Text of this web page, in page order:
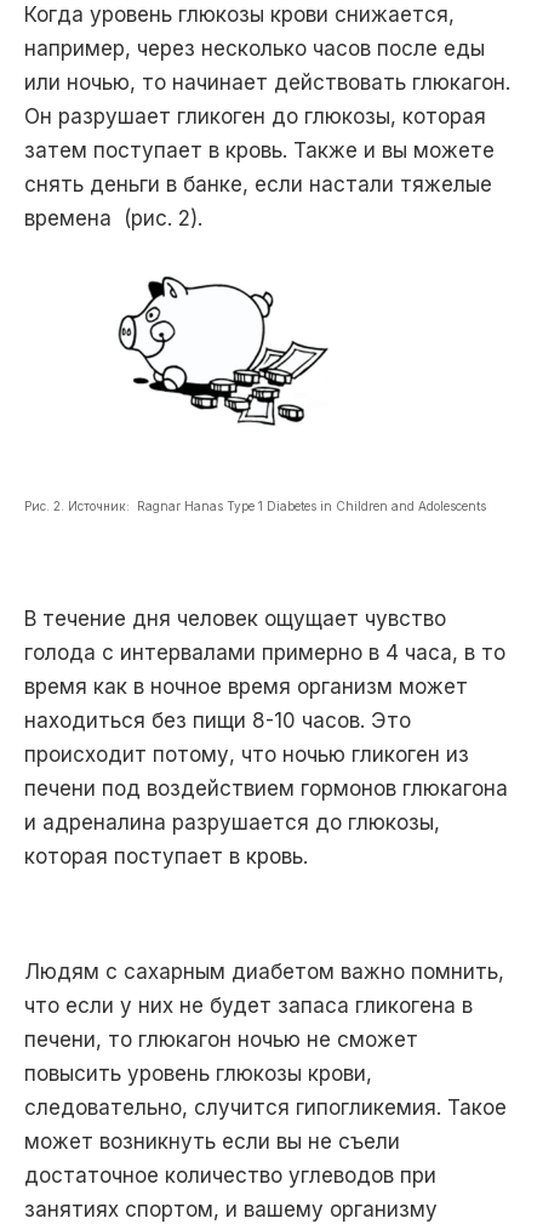
Когда уровень глюкозы крови снижается,
например, через несколько часов после еды
или ночью, то начинает действовать глюкагон.
Он разрушает гликоген до глюкозы, которая
затем поступает в кровь. Также и вы можете
снять деньги в банке, если настали тяжелые
времена (рис. 2).
Рис. 2. Источник: Ragnar Hanas Type 1 Diabetes in Children and Adolescents
В течение дня человек ощущает чувство
голода с интервалами примерно в 4 часа, в то
время как в ночное время организм может
находиться без пищи 8-10 часов. Это
происходит потому, что ночью гликоген из
печени под воздействием гормонов глюкагона
и адреналина разрушается до глюкозы,
которая поступает в кровь.
Людям с сахарным диабетом важно помнить,
что если у них не будет запаса гликогена в
печени, то глюкагон ночью не сможет
повысить уровень глюкозы крови,
следовательно, случится гипогликемия. Такое
может возникнуть если вы не съели
достаточное количество углеводов при
занятиях спортом, и вашему организму